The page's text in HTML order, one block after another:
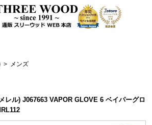
> メンズ
レル) J067663 VAPOR GLOVE 6 ベイパーグロ